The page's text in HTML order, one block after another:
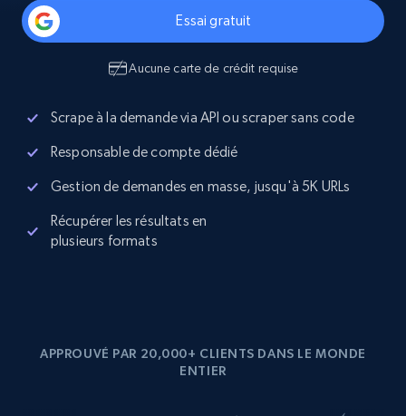
Essai gratuit
Aucune carte de crédit requise
Scrape à la demande via API ou scraper sans code
Responsable de compte dédié
Gestion de demandes en masse, jusqu'à 5K URLs
Récupérer les résultats en
plusieurs formats
APPROUVÉ PAR 20,000+ CLIENTS DANS LE MONDE
ENTIER